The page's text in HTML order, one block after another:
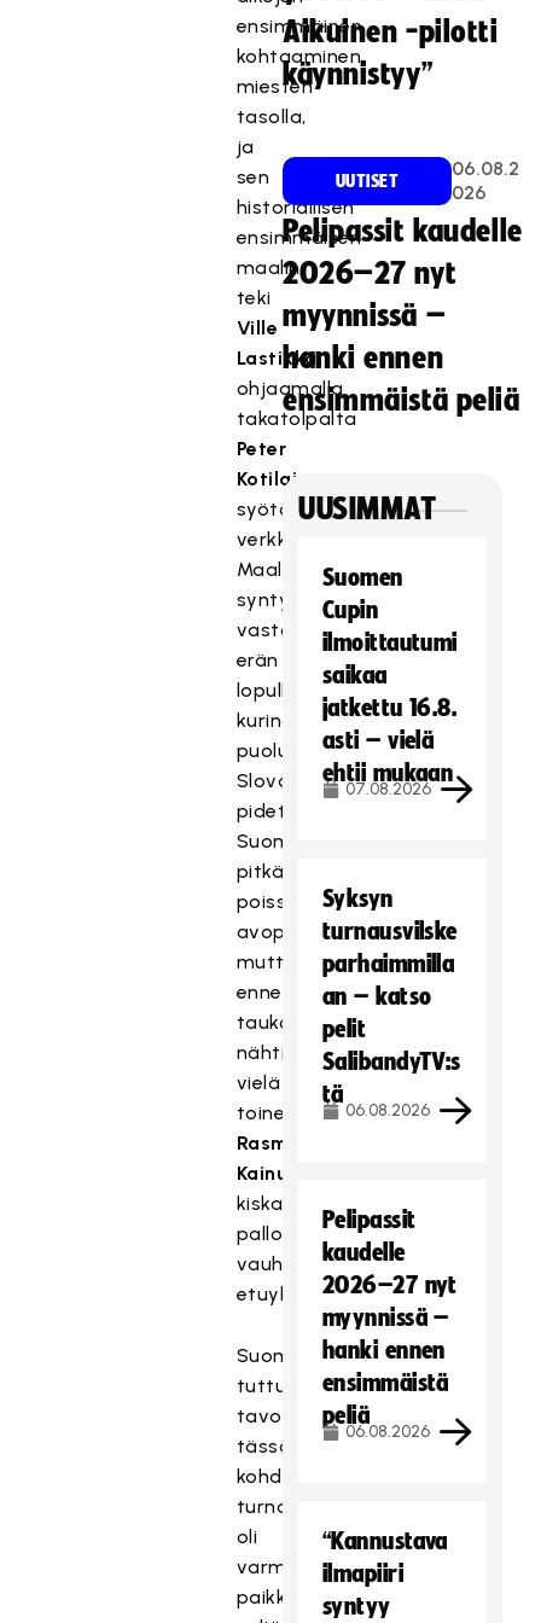
ensimmäinen
kohtaaminen
miesten
tasolla,
ja
sen
historiallisen
ensimmäisen
maalin
teki
Ville
Lastikka
ohjaamalla
takatolpalta
Peter
Kotilaisen
syötön
verkkoon.
Maali
syntyi
vasta
erän
lopulla
kurinalaisesti
puolustaneen
Slovakian
pidettyä
Suomen
pitkään
poissa
avopaikoilta,
mutta
ennen
taukoa
nähtiin
vielä
toinen
Rasmus
Kainulaisen
kiskaistessa
pallon
vauhdista
etuyläkulmaan.
Suomen
tuttu
tavoite
tässä
kohdin
turnausta
oli
varmistaa
paikka
Aikuinen -pilotti
käynnistyy”
UUTISET
06.08.2
026
Pelipassit kaudelle
2026–27 nyt
myynnissä –
hanki ennen
ensimmäistä peliä
UUSIMMAT
Suomen
Cupin
ilmoittautumi
saikaa
jatkettu 16.8.
asti – vielä
ehtii mukaan
07.08.2026
Syksyn
turnausvilske
parhaimmilla
an – katso
pelit
SalibandyTV:s
tä
06.08.2026
Pelipassit
kaudelle
2026–27 nyt
myynnissä –
hanki ennen
ensimmäistä
peliä
06.08.2026
“Kannustava
ilmapiiri
syntyy